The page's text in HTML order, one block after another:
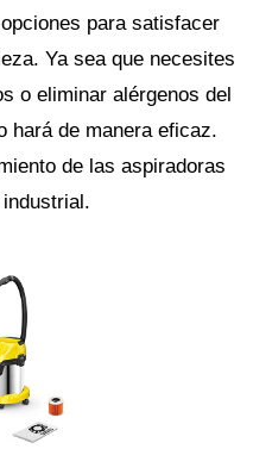
para satisfacer
Ya sea que necesites
o eliminar alérgenos del
hará de manera eficaz.
de las aspiradoras